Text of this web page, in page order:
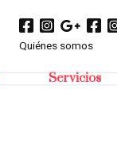
Quiénes somos
Servicios